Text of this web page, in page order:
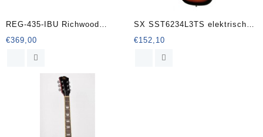
REG-435-IBU Richwood
Master Series elektrische
€369,00
SX SST6234L3TS elektrische
gitaar 3/4
€152,10